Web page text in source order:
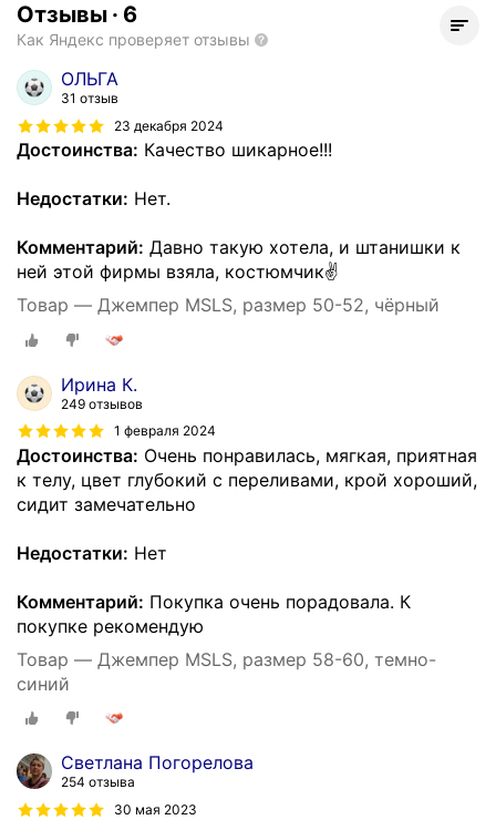
Отзывы · 6
Как Яндекс проверяет отзывы
ОЛЬГА
31 отзыв
23 декабря 2024
Достоинства: Качество шикарное!!!
Недостатки: Нет.
Комментарий: Давно такую хотела, и штанишки к
ней этой фирмы взяла, костюмчик✌️
Товар — Джемпер MSLS, размер 50-52, чёрный
Ирина К.
249 отзывов
1 февраля 2024
Достоинства: Очень понравилась, мягкая, приятная
к телу, цвет глубокий с переливами, крой хороший,
сидит замечательно
Недостатки: Нет
Комментарий: Покупка очень порадовала. К
покупке рекомендую
Товар — Джемпер MSLS, размер 58-60, темно-
синий
Светлана Погорелова
254 отзыва
30 мая 2023